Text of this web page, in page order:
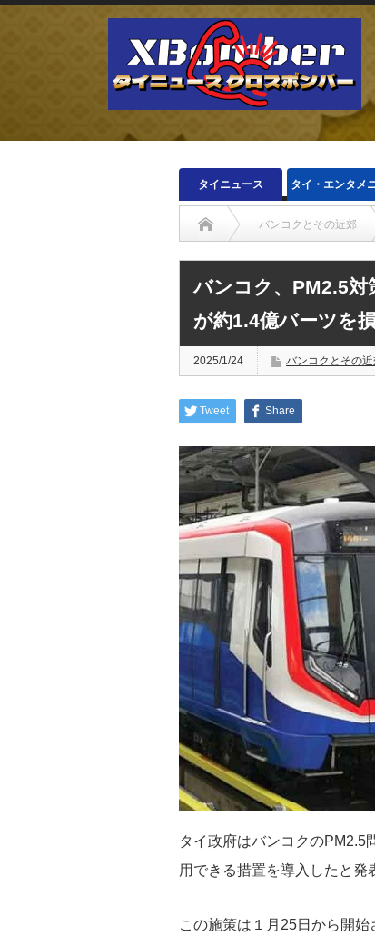
タイニュース タイ・エンタメ
ース
バンコクとその近郊
バンコク、PM2.5対
が約1.4億バーツを損
2025/1/24 バンコクとその
Tweet Share
タイ政府はバンコクのPM2.5
用できる措置を導入したと発
この施策は１月25日から開始